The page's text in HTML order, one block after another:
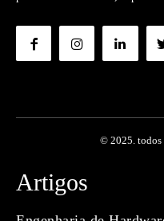
© 2025. todos
Artigos